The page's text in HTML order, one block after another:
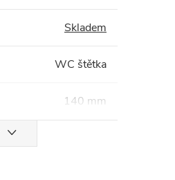
Skladem
WC štětka
140 mm